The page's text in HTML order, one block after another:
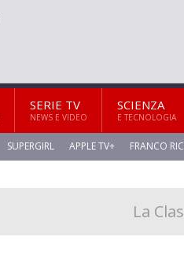
SERIE TV
NEWS E VIDEO
SCIENZA
E TECNOLOGIA
SUPERGIRL APPLE TV+ FRANCO
La